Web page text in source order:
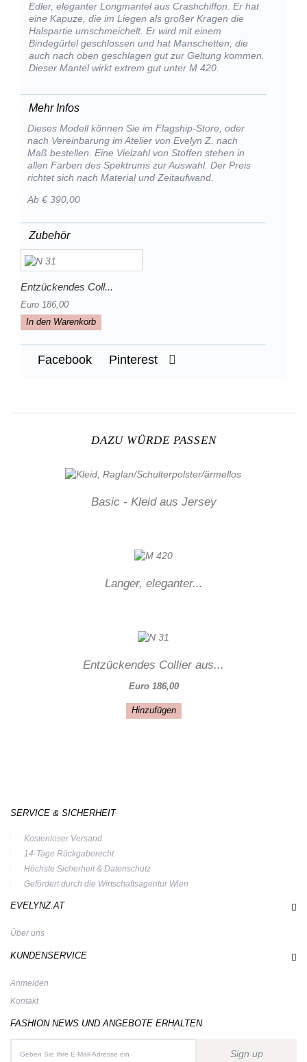
Edler, eleganter Longmantel aus Crashchiffon. Er hat
eine Kapuze, die im Liegen als großer Kragen die
Halspartie umschmeichelt. Er wird mit einem
Bindegürtel geschlossen und hat Manschetten, die
auch nach oben geschlagen gut zur Geltung kommen.
Dieser Mantel wirkt extrem gut unter M 420.
Mehr Infos
Dieses Modell können Sie im Flagship-Store, oder
nach Vereinbarung im Atelier von Evelyn Z. nach
Maß bestellen. Eine Vielzahl von Stoffen stehen in
allen Farben des Spektrums zur Auswahl. Der Preis
richtet sich nach Material und Zeitaufwand.
Ab € 390,00
Zubehör
Entzückendes Coll...
Euro 186,00
In den Warenkorb
Facebook Pinterest
DAZU WÜRDE PASSEN
Basic - Kleid aus Jersey
Langer, eleganter...
Entzückendes Collier aus...
Euro 186,00
Hinzufügen
SERVICE & SICHERHEIT
Kostenloser Versand
14-Tage Rückgaberecht
Höchste Sicherheit & Datenschutz
Gefördert durch die Wirtschaftsagentur Wien
EVELYNZ.AT
Über uns
KUNDENSERVICE
Anmelden
Kontakt
FASHION NEWS UND ANGEBOTE ERHALTEN
Sign up